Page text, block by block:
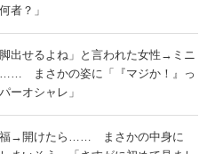
者？」
脚出せるよね」と言われた女性→ミニ
…… まさかの姿に「『マジか！』っ
ーオシャレ」
福→開けたら…… まさかの中身に